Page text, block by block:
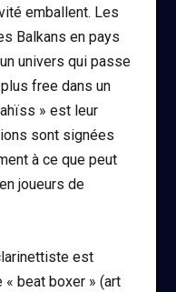
emballent. Les
Balkans en pays
univers qui passe
free dans un
» est leur
sont signées
à ce que peut
joueurs de
est
« beat boxer » (art